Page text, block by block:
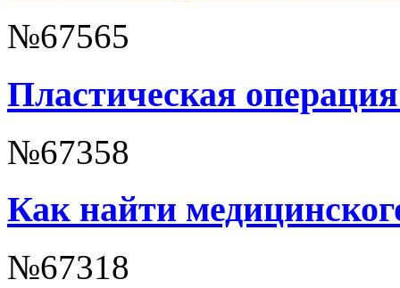
№67565
Пластическая
№67358
Как найти
№67318